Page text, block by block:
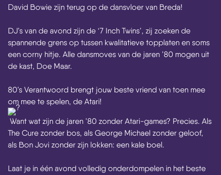
David Bowie zijn terug op de dansvloer van Breda!
DJ’s van de avond zijn de ‘7 Inch Twins’, zij zoeken de
spannende grens op tussen kwalitatieve topplaten en soms
een corny hitje. Alle dansmoves van de jaren ’80 mogen uit
de kast, Doe Maar.
80’s Verantwoord brengt jouw beste vriend van toen mee
om mee te spelen, de Atari!
Want wat zijn de jaren ’80 zonder Atari-games? Precies. Als
The Cure zonder bos, als George Michael zonder geloof,
als Bon Jovi zonder zijn lokken: een kale boel.
Laat je in één avond volledig onderdompelen in het beste